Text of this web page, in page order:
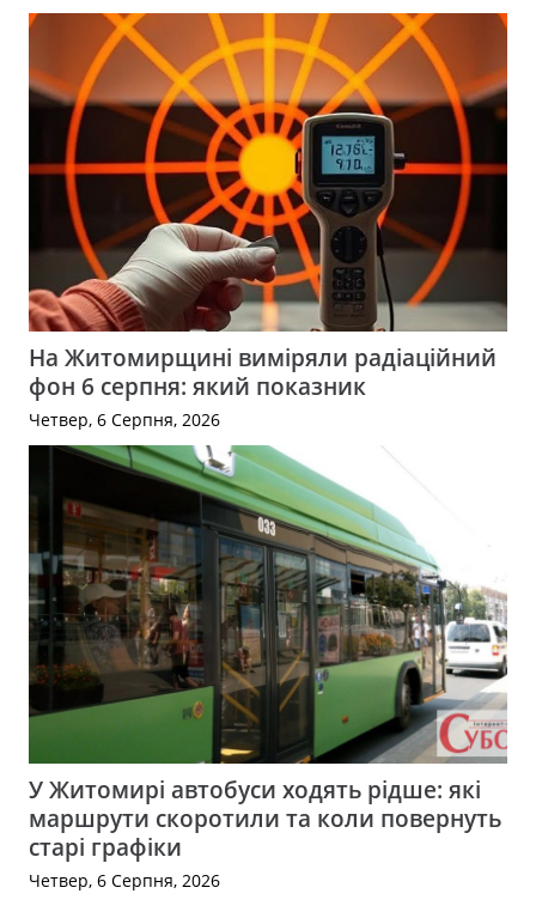
На Житомирщині виміряли радіаційний
фон 6 серпня: який показник
Четвер, 6 Серпня, 2026
У Житомирі автобуси ходять рідше: які
маршрути скоротили та коли повернуть
старі графіки
Четвер, 6 Серпня, 2026